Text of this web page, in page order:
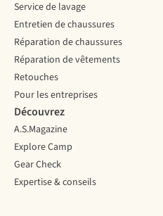
Service de lavage
Entretien de chaussures
Réparation de chaussures
Réparation de vêtements
Retouches
Pour les entreprises
Découvrez
A.S.Magazine
Explore Camp
Gear Check
Expertise & conseils